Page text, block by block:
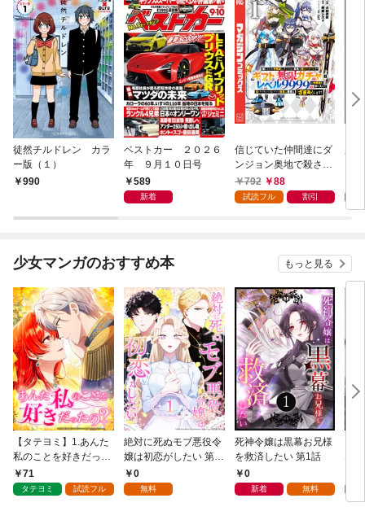
徒然チルドレン カラ
ー版（１）
990
ベストカー ２０２６
年 ９月１０日号
589
新着
信じていた仲間達にダ
ンジョン奥地で殺され
かけたがギフト『無限
ガチャ』でレベル９９
『ざまぁ！』します！
792 88
試読フル 割引
少女マンガのおすすめ本 もっと見る
【タテヨミ】1.あんた
私のことを好きだった
の？
71
タテヨミ 試読フル
絶対に死ぬモブ悪役令
嬢は初恋がしたい 第1
話0
無料
死神令嬢は黒幕お兄様
を救済したい 第1話
0
新着 無料
な